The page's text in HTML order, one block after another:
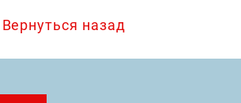
Вернуться назад